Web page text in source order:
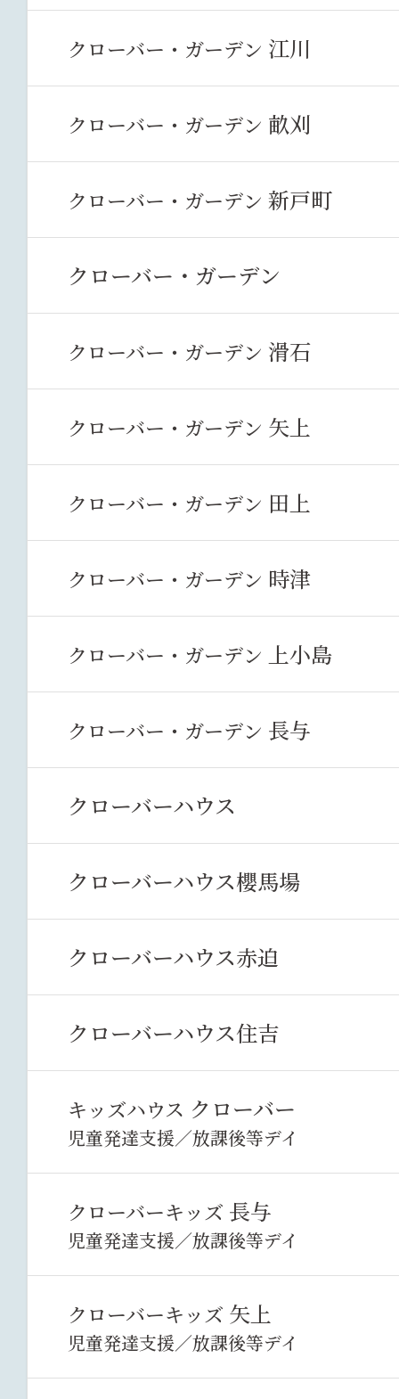
クローバー・ガーデン 江川
クローバー・ガーデン 畝刈
クローバー・ガーデン 新戸町
クローバー・ガーデン
クローバー・ガーデン 滑石
クローバー・ガーデン 矢上
クローバー・ガーデン 田上
クローバー・ガーデン 時津
クローバー・ガーデン 上小島
クローバー・ガーデン 長与
クローバーハウス
クローバーハウス櫻馬場
クローバーハウス赤迫
クローバーハウス住吉
キッズハウス クローバー
児童発達支援／放課後等デイ
クローバーキッズ 長与
児童発達支援／放課後等デイ
クローバーキッズ 矢上
児童発達支援／放課後等デイ